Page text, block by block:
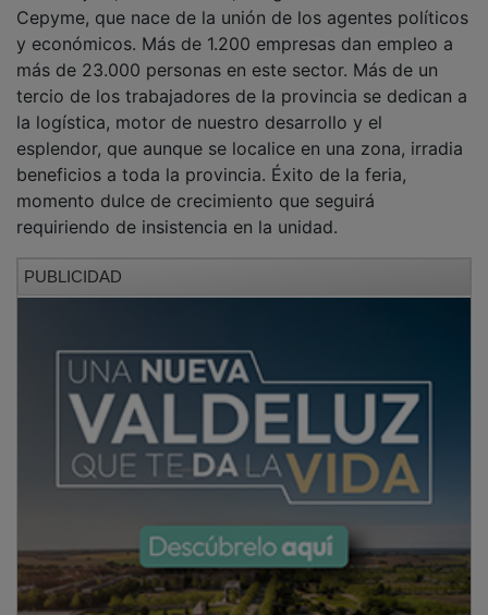
y económicos. Más de 1.200 empresas dan empleo a
más de 23.000 personas en este sector. Más de un
tercio de los trabajadores de la provincia se dedican a
la logística, motor de nuestro desarrollo y el
esplendor, que aunque se localice en una zona, irradia
beneficios a toda la provincia. Éxito de la feria,
momento dulce de crecimiento que seguirá
requiriendo de insistencia en la unidad.